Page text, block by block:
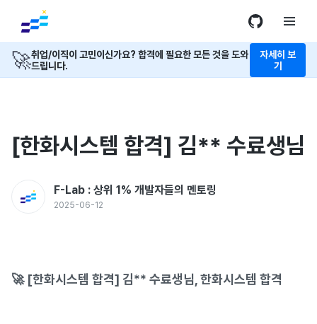
🚀취업/이직이 고민이신가요? 합격에 필요한 모든 것을 도와
드립니다.
자세히 보
기
[한화시스템 합격] 김** 수료생님
F-Lab : 상위 1% 개발자들의 멘토링
2025-06-12
🚀 [한화시스템 합격] 김** 수료생님, 한화시스템 합격